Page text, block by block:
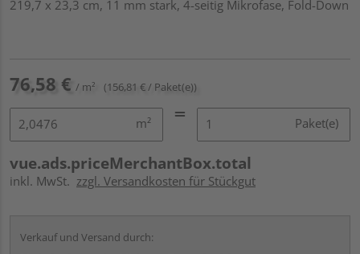
219,7 x 23,3 cm, 11 mm stark, 4-seitig Mikrofase, Fold-Down
76,58 € / m² (156,81 € / Paket(e))
m² Paket(e)
vue.ads.priceMerchantBox.total
inkl. MwSt. zzgl. Versandkosten für Stückgut
Verkauf und Versand durch: